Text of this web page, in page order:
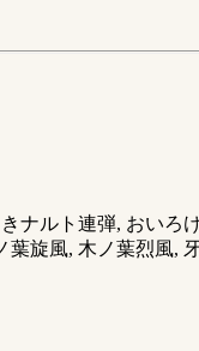
ナルト連弾, おい
旋風, 木ノ葉烈風,